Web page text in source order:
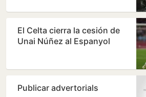
El Celta cierra la cesión de
Unai Núñez al Espanyol
Publicar advertorials